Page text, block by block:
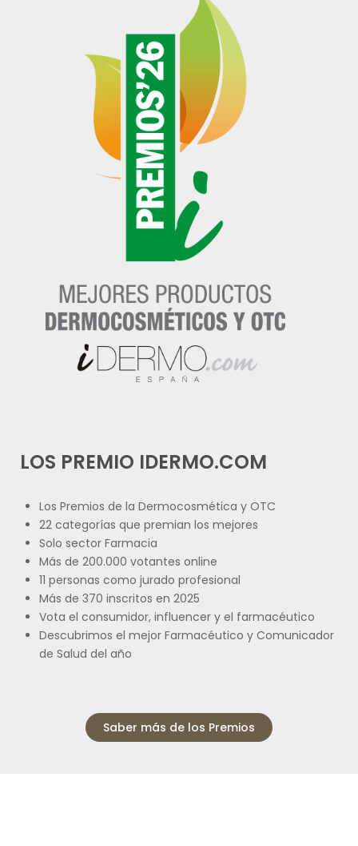
LOS PREMIO IDERMO.COM
Los Premios de la Dermocosmética y OTC
22 categorías que premian los mejores
Solo sector Farmacia
Más de 200.000 votantes online
11 personas como jurado profesional
Más de 370 inscritos en 2025
Vota el consumidor, influencer y el farmacéutico
Descubrimos el mejor Farmacéutico y Comunicador
de Salud del año
Saber más de los Premios